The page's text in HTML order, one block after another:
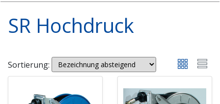
SR Hochdruck
Sortierung: